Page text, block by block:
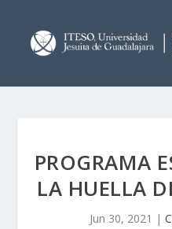
PROGRAMA
LA HUELLA
Jun 30, 2021 |